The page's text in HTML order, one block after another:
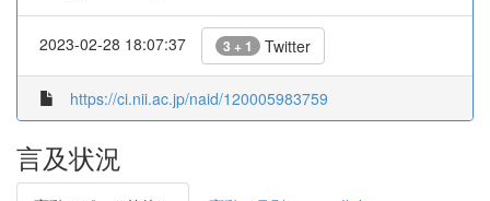
2023-02-28 18:07:37 3 + 1 Twitter
https://ci.nii.ac.jp/naid/120005983759
言及状況